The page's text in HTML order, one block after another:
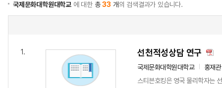
국제문화대학원대학교 에 대한 총33 개의 검색결과가 있습니다.
1. 선천적성상담 연구
국제문화대학원대학교
홍재관
스티븐호킹은 영국 물리학자는